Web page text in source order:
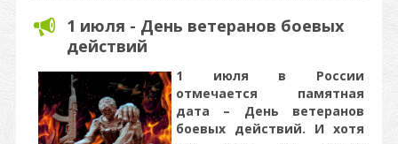
1 июля - День ветеранов боевых
действий
1 июля в России
отмечается памятная
дата – День ветеранов
боевых действий. И хотя